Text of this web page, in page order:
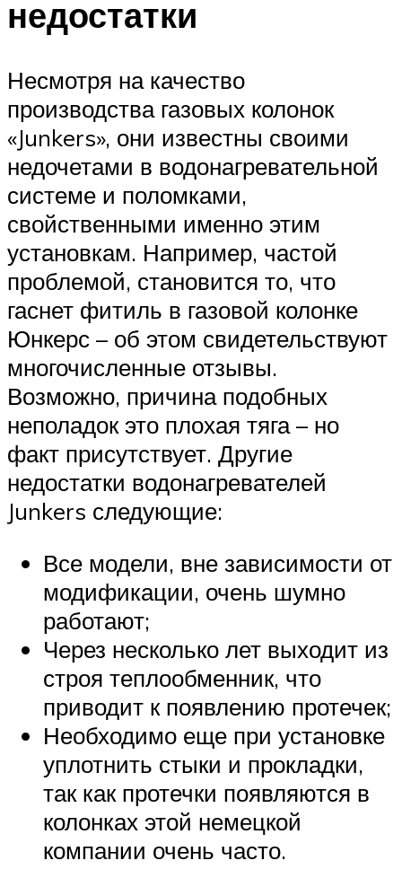
недостатки
Несмотря на качество
производства газовых колонок
«Junkers», они известны своими
недочетами в водонагревательной
системе и поломками,
свойственными именно этим
установкам. Например, частой
проблемой, становится то, что
гаснет фитиль в газовой колонке
Юнкерс – об этом свидетельствуют
многочисленные отзывы.
Возможно, причина подобных
неполадок это плохая тяга – но
факт присутствует. Другие
недостатки водонагревателей
Junkers следующие:
Все модели, вне зависимости от
модификации, очень шумно
работают;
Через несколько лет выходит из
строя теплообменник, что
приводит к появлению протечек;
Необходимо еще при установке
уплотнить стыки и прокладки,
так как протечки появляются в
колонках этой немецкой
компании очень часто.